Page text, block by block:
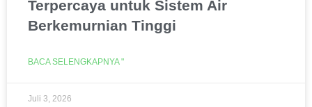
Terpercaya untuk Sistem Air
Berkemurnian Tinggi
BACA SELENGKAPNYA "
Juli 3, 2026